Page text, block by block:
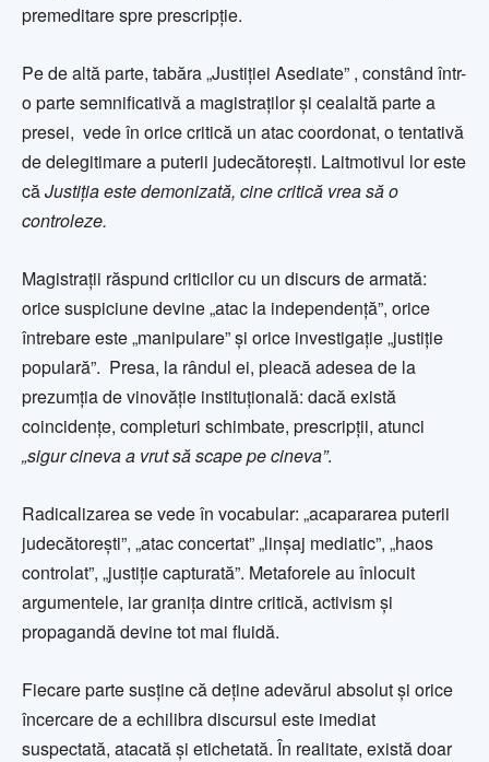
premeditare spre prescripție.
Pe de altă parte, tabăra „Justiției Asediate” , constând într-
o parte semnificativă a magistraților și cealaltă parte a
presei, vede în orice critică un atac coordonat, o tentativă
de delegitimare a puterii judecătorești. Laitmotivul lor este
căJustiția este demonizată, cine critică vrea să o
controleze.
Magistrații răspund criticilor cu un discurs de armată:
orice suspiciune devine „atac la independență”, orice
întrebare este „manipulare” și orice investigație „justiție
populară”. Presa, la rândul ei, pleacă adesea de la
prezumția de vinovăție instituțională: dacă există
coincidențe, completuri schimbate, prescripții, atunci
„sigur cineva a vrut să scape pe cineva”.
Radicalizarea se vede în vocabular: „acapararea puterii
judecătoreşti”, „atac concertat” „linșaj mediatic”, „haos
controlat”, „justiție capturată”. Metaforele au înlocuit
argumentele, iar granița dintre critică, activism și
propagandă devine tot mai fluidă.
Fiecare parte susține că deține adevărul absolut și orice
încercare de a echilibra discursul este imediat
suspectată, atacată și etichetată. În realitate, există doar